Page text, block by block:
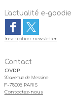
L'actualité e-
Inscription newsletter
Contact
OVDP
20 avenue de Messine
F-75008 PARIS
Contactez-nous